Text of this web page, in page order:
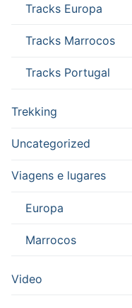
Tracks Europa
Tracks Marrocos
Tracks Portugal
Trekking
Uncategorized
Viagens e lugares
Europa
Marrocos
Video